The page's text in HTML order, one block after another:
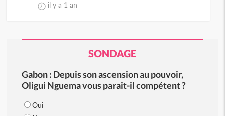
il y a 1 an
SONDAGE
Gabon : Depuis son ascension au pouvoir,
Oligui Nguema vous parait-il compétent ?
Oui